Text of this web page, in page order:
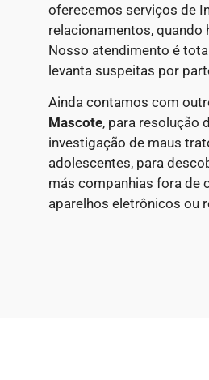
oferecemos serviços de
relacionamentos, quando
Nosso atendimento é
levanta suspeitas por
Ainda contamos com
Mascote, para resolução
investigação de maus
adolescentes, para
más companhias fora de
aparelhos eletrônicos ou